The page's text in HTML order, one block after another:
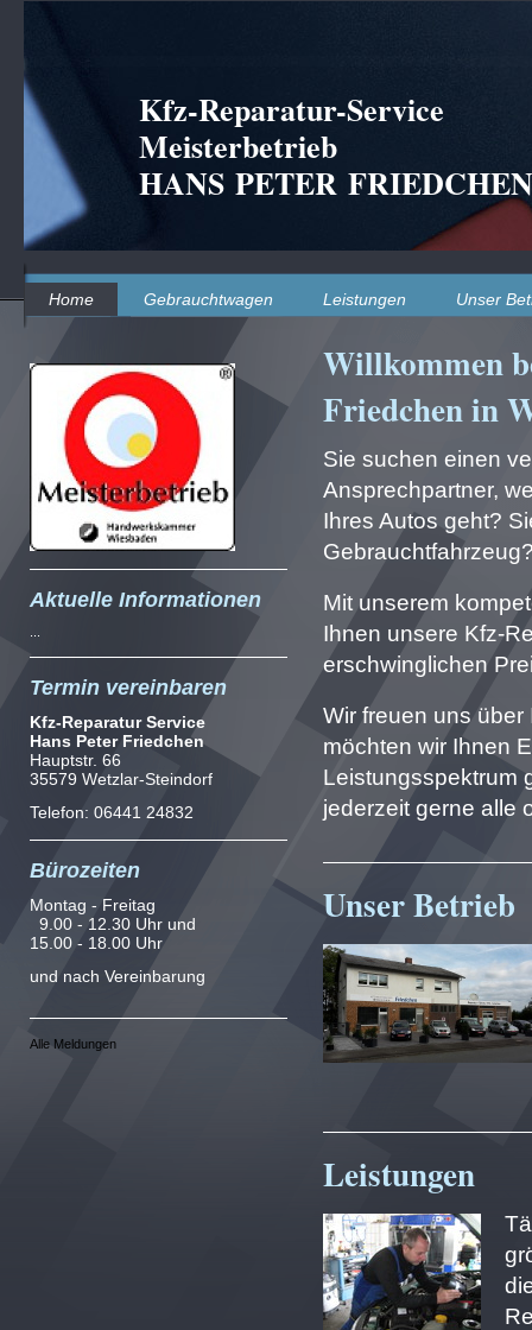
Kfz-Reparatur-Service
Meisterbetrieb
HANS PETER FRIEDCHEN
Home Gebrauchtwagen Leistungen Unser
Willkommen
Friedchen in
Sie suchen einen
Ansprechpartner,
Ihres Autos geht?
Mit unserem
Ihnen unsere Kfz-
erschwinglichen
Wir freuen uns
möchten wir Ihnen
Leistungsspektrum
jederzeit gerne alle
Unser Betrieb
Leistungen
Aktuelle Informationen
Termin vereinbaren
Kfz-Reparatur Service
Hans Peter Friedchen
Hauptstr. 66
35579 Wetzlar-Steindorf
Telefon: 06441 24832
Bürozeiten
Montag - Freitag
9.00 - 12.30 Uhr und
15.00 - 18.00 Uhr
und nach Vereinbarung
Alle Meldungen